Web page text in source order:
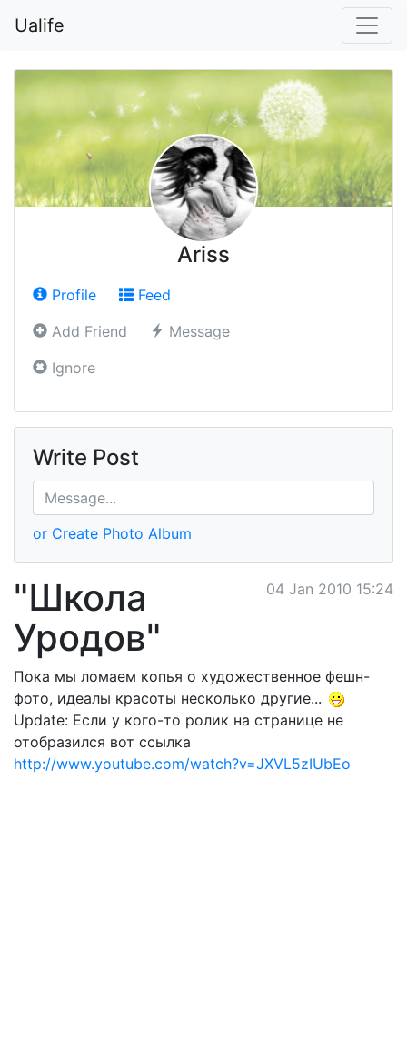
Ualife
Ariss
Profile
Feed
Add Friend
Message
Ignore
Write Post
or Create Photo Album
04 Jan 2010 15:24
"Школа
Уродов"
Пока мы ломаем копья о художественное фешн-
фото, идеалы красоты несколько другие...
Updаte: Если у кого-то ролик на странице не
отобразился вот ссылка
http://www.youtube.com/watch?v=JXVL5zIUbEo